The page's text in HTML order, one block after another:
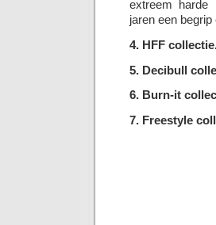
extreem harde
jaren een begrip
4. HFF
5. Decibull
6. Burn-it
7. Freestyle